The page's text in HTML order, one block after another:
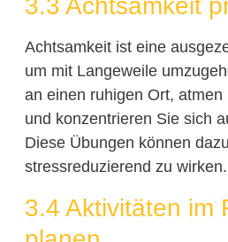
3.3 Achtsamkeit
Achtsamkeit ist eine
um mit Langeweile
an einen ruhigen Ort,
und konzentrieren Sie sich
Diese Übungen können
stressreduzierend zu wirken.
3.4 Aktivitäten im